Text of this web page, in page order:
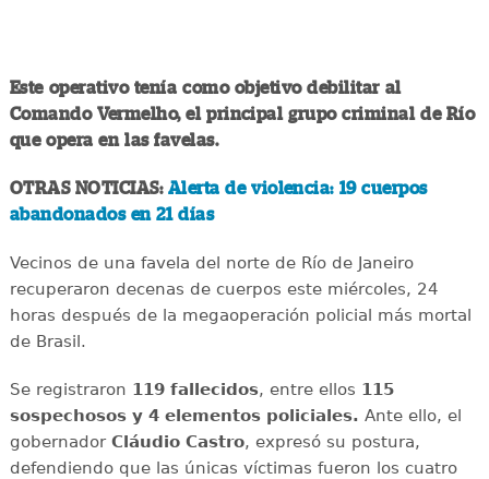
Este operativo tenía como objetivo debilitar al
Comando Vermelho, el principal grupo criminal de Río
que opera en las favelas.
OTRAS NOTICIAS: Alerta de violencia: 19 cuerpos
abandonados en 21 días
Vecinos de una favela del norte de Río de Janeiro
recuperaron decenas de cuerpos este miércoles, 24
horas después de la megaoperación policial más mortal
de Brasil.
Se registraron 119 fallecidos, entre ellos 115
sospechosos y 4 elementos policiales. Ante ello, el
gobernador Cláudio Castro, expresó su postura,
defendiendo que las únicas víctimas fueron los cuatro